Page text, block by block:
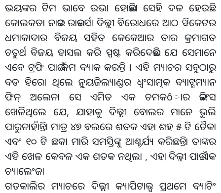
ଭୟଙ୍କର ଟିମ ଭାବେ ଉଭା ହୋଇଛିା ସେହି ଦଳ ହେଉଛି
କୋଲକତା ନାଇଟ ରାଇଡର୍ସା ଦିଲ୍ଲୀ ବିରୋଧରେ ଆଠ ୱିକେଟର
ଧମାକାଦାର ବିଜୟ ସହିତ କେକେଆର ତାର କ୍ରମାଗତ
ଚତୁର୍ଥ ବିଜୟ ହାସଲ କରି ସ୍ପଷ୍ଟ କରିଦେଇଛି ଯେ ସେମାନେ
ଏବେ ଟ୍ରଫି ପାଇଁ କମ ବ୍ୟାକ କରନ୍ତି । ଏହି ମ୍ୟାଚର ସବୁଠାରୁ
ବଡ ହିରୋ ଥିଲେ ନୁ୍ୟଜିଲ୍ୟାଣ୍ଡର ଧ୍ୱଂସାତ୍ମକ ବ୍ୟାଟ୍ସମ୍ୟାନ
ଫିନ୍ ଅଲେନା ସେ ଏମିତ ଏକ ଚମକôାର ଇନିଂସ
ଖେଳିଥିଲେ ଯେ, ଯାହାକୁ ଦିଲ୍ଲୀ ବୋଲର ମାନେ ଭୁଲି
ପାରୁନାହାଁନ୍ତିା ମାତ୍ର ୪୭ ବଲରେ ଶତକ ଏହା ଶହ ୫ ଟି ଚୈକା
ଏବଂ ୧୦ ଟି ଛକା ମାରି ସମସ୍ତିଙ୍କୁ ଆଶ୍ଚର୍ଯ୍ୟ କରିଛନ୍ତିା ତାଙ୍କର
ଏହି ଖେଳ କେବଳ ଏକ ଶତକ ନଥିଲା , ଏହା ଦିଲ୍ଲୀ ପାଇଁ ଏକ
ଚ୍ୟାଲେଂଜା
ଗତକାଲିର ମ୍ୟାଚରେ ଦିଲ୍ଲୀ କ୍ୟାପିଟାଲ୍ସ ପ୍ରଥମେ ବ୍ୟାଟିଂ